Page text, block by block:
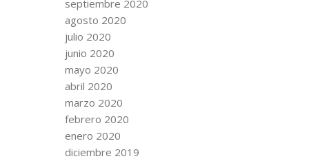
septiembre 2020
agosto 2020
julio 2020
junio 2020
mayo 2020
abril 2020
marzo 2020
febrero 2020
enero 2020
diciembre 2019